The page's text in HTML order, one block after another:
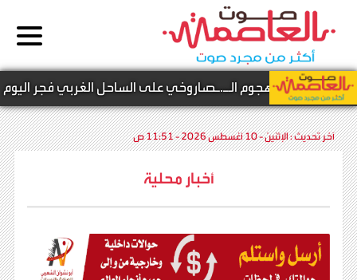
نتيجة الهجوم الـ.ـصاروخي على الساحل الغربي فجر اليوم
آخر تحديث :الإثنين - 10 أغسطس 2026 - 11:51 ص
أخبار محلية